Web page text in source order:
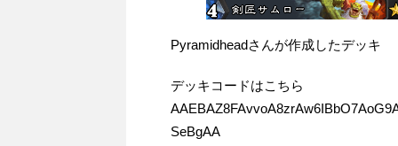
Pyramidheadさんが作成したデッキ
デッキコードはこちら
SeBgAA